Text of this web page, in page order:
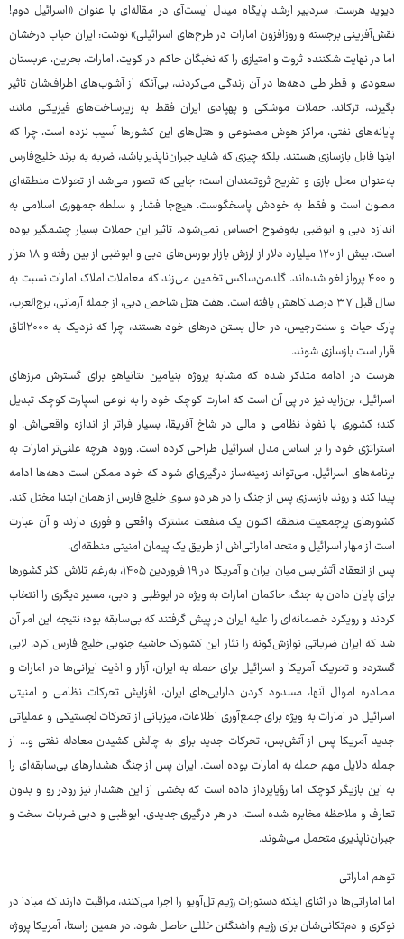
دیوید هرست، سردبیر ارشد پایگاه میدل ایست‌آی در مقاله‌ای با عنوان «اسرائیل دوم!
نقش‌آفرینی برجسته و روزافزون امارات در طرح‌های اسرائیلی» نوشت: ایران حباب درخشان
اما در نهایت شکننده ثروت و امتیازی را که نخبگان حاکم در کویت، امارات، بحرین، عربستان
سعودی و قطر طی دهه‌ها در آن زندگی می‌کردند، بی‌آنکه از آشوب‌های اطراف‌شان تاثیر
بگیرند، ترکاند. حملات موشکی و پهپادی ایران فقط به زیرساخت‌های فیزیکی مانند
پایانه‌های نفتی، مراکز هوش مصنوعی و هتل‌های این کشورها آسیب نزده است، چرا که
اینها قابل بازسازی هستند. بلکه چیزی که شاید جبران‌ناپذیر باشد، ضربه به برند خلیج‌فارس
به‌عنوان محل بازی و تفریح ثروتمندان است؛ جایی که تصور می‌شد از تحولات منطقه‌ای
مصون است و فقط به خودش پاسخگوست. هیچ‌جا فشار و سلطه جمهوری اسلامی به
اندازه دبی و ابوظبی به‌وضوح احساس نمی‌شود. تاثیر این حملات بسیار چشمگیر بوده
است. بیش از ۱۲۰ میلیارد دلار از ارزش بازار بورس‌های دبی و ابوظبی از بین رفته و ۱۸ هزار
و ۴۰۰ پرواز لغو شده‌اند. گلدمن‌ساکس تخمین می‌زند که معاملات املاک امارات نسبت به
سال قبل ۳۷ درصد کاهش یافته است. هفت هتل شاخص دبی، از جمله آرمانی، برج‌العرب،
پارک حیات و سنت‌رجیس، در حال بستن درهای خود هستند، چرا که نزدیک به ۲۰۰۰‌اتاق
قرار است بازسازی شوند.
هرست در ادامه متذکر شده که مشابه پروژه بنیامین نتانیاهو برای گسترش مرزهای
اسرائیل، بن‌زاید نیز در پی آن است که امارت کوچک خود را به نوعی اسپارت کوچک تبدیل
کند؛ کشوری با نفوذ نظامی و مالی در شاخ آفریقا، بسیار فراتر از اندازه واقعی‌اش. او
استراتژی خود را بر اساس مدل اسرائیل طراحی کرده است. ورود هرچه علنی‌تر امارات به
برنامه‌های اسرائیل، می‌تواند زمینه‌ساز درگیری‌ای شود که خود ممکن است دهه‌ها ادامه
پیدا کند و روند بازسازی پس از جنگ را در هر دو سوی خلیج فارس از همان ابتدا مختل کند.
کشورهای پرجمعیت منطقه اکنون یک منفعت مشترک واقعی و فوری دارند و آن عبارت
است از مهار اسرائیل و متحد اماراتی‌اش از طریق یک پیمان امنیتی منطقه‌ای.
پس از انعقاد آتش‌بس میان ایران و آمریکا در ۱۹ فروردین ۱۴۰۵، به‌رغم تلاش اکثر کشورها
برای پایان دادن به جنگ، حاکمان امارات به ویژه در ابوظبی و دبی، مسیر دیگری را انتخاب
کردند و رویکرد خصمانه‌ای را علیه ایران در پیش گرفتند که بی‌سابقه بود؛ نتیجه این امر آن
شد که ایران ضرباتی نوازش‌گونه را نثار این کشورک حاشیه جنوبی خلیج فارس کرد. لابی
گسترده و تحریک آمریکا و اسرائیل برای حمله به ایران، آزار و اذیت ایرانی‌ها در امارات و
مصادره اموال آنها، مسدود کردن دارایی‌های ایران، افزایش تحرکات نظامی و امنیتی
اسرائیل در امارات به ویژه برای جمع‌آوری اطلاعات، میزبانی از تحرکات لجستیکی و عملیاتی
جدید آمریکا پس از آتش‌بس، تحرکات جدید برای به چالش کشیدن معادله نفتی و... از
جمله دلایل مهم حمله به امارات بوده است. ایران پس از جنگ هشدارهای بی‌سابقه‌ای را
به این بازیگر کوچک اما رؤیاپرداز داده است که بخشی از این هشدار نیز رودر رو و بدون
تعارف و ملاحظه مخابره شده است. در هر درگیری جدیدی، ابوظبی و دبی ضربات سخت و
جبران‌ناپذیری متحمل می‌شوند.
توهم اماراتی
اما اماراتی‌ها در اثنای اینکه دستورات رژیم تل‌آویو را اجرا می‌کنند، مراقبت دارند که مبادا در
نوکری و دم‌تکانی‌شان برای رژیم واشنگتن خللی حاصل شود. در همین راستا، آمریکا پروژه